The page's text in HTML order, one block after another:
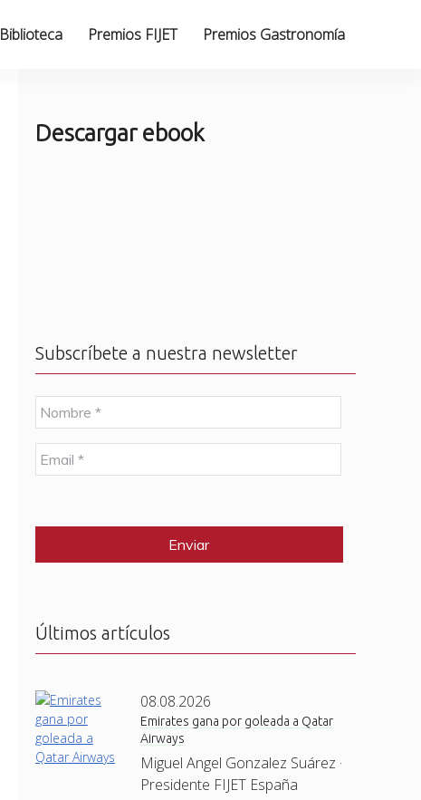
Biblioteca Premios FIJET Premios Gastronomía
Descargar ebook
Subscríbete a nuestra newsletter
N
o
m
b
r
E
m
l
Últimos artículos
08.08.2026
Emirates gana por goleada a Qatar
Airways
Miguel Angel Gonzalez Suárez ·
Presidente FIJET España